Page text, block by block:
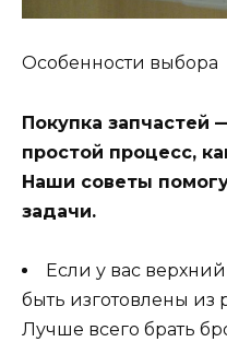
Особенности выбора
Покупка запчастей
простой процесс,
Наши советы
задачи.
Если у вас
быть изготовлены из
Лучше всего брать